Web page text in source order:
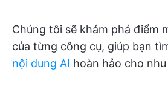
Chúng tôi sẽ khám phá điểm
của từng công cụ, giúp bạn
nội dung AI hoàn hảo cho